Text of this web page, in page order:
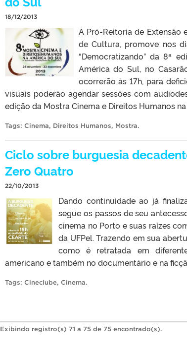
18/12/2013
A Pró-Reitoria de Extensão
de Cultura, promove nos
“Democratizando” da 8ª
América do Sul, no
ocorrerão às 17h, para
visuais poderão agendar sessões com
edição da Mostra Cinema e Direitos Humanos
Tags: Cinema, Direitos Humanos, Mostra.
Ciclo sobre burguesia
Zero Quatro
22/10/2013
Dando continuidade ao já
segue os passos de seu
cinema no Porto e suas raízes
da UFPel. Trazendo em sua
como é retratada em
americano e também no documentário e na
Tags: Cineclube, Cinema.
Exibindo registro(s) 71 a 75 de 75 encontrado(s).